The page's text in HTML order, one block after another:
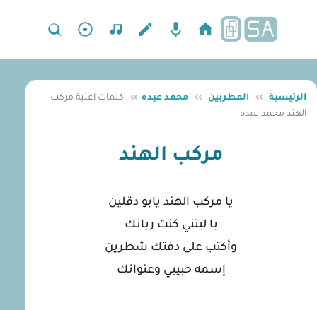
الرئيسية ›› المطربين ›› محمد عبده ››
كلمات اغنية مركب
الهند محمد عبده
مركب الهند
يا مركب الهند يابو دقلين
يا ليتني كنت ربانك
وأكتب على دفتك شطرين
إسمه حبيبي وعنوانك